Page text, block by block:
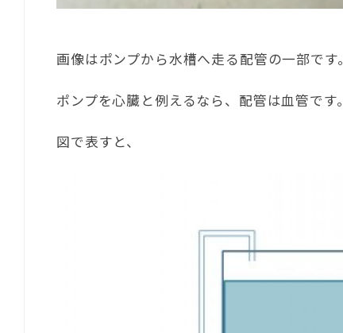
画像はポンプから水槽へ走る配管の一部です。
ポンプを心臓と例えるなら、配管は血管です。
図で表すと、